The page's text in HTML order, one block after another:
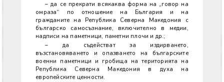
– да се прекрати всякаква форма на „говор на
омраза“ по отношение на България и на
гражданите на Република Северна Македония с
българско самосъзнание, включително в медии,
надписи на паметници, паметни плочи и др.;
– да съдействат за издирването,
възстановяването и опазването на българските
военни паметници и гробища на територията на
Република Северна Македония в духа на
европейските ценности.